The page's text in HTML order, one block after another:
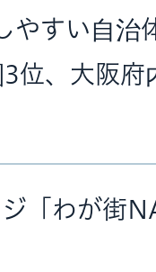
やすい自治
位、大阪
「わが街